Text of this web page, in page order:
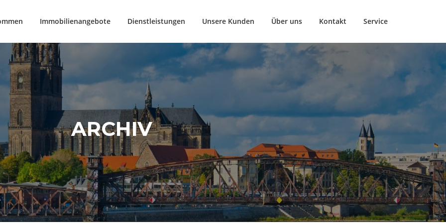
Immobilienangebote Dienstleistungen Unsere Kunden Über uns Kontakt Service
ARCHIV